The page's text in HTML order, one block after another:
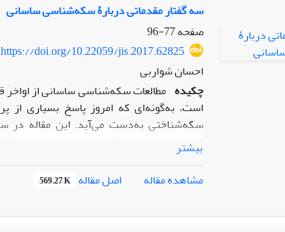
[m1]الان نیست؟!
سه گفتار مقدماتی دربارۀ سکه‌شناسی ساسانی
صفحه77-96
https://doi.org/10.22059/jis.2017.62825
احسان شواربی
چکیده مطالعات سکه‌شناسی ساسانی از
است، به‌گونه‌ای که امروز پاسخ بسیاری از
سکه‌شناختی به‌دست می‌آید. این مقاله در
می‌پردازد تا خوانندگان فارسی‌زبان را از
مجموعه‌های مهم سکه‌های ساسانی در ایران و
بیشتر
مشاهده مقاله
اصل مقاله 569.27 K